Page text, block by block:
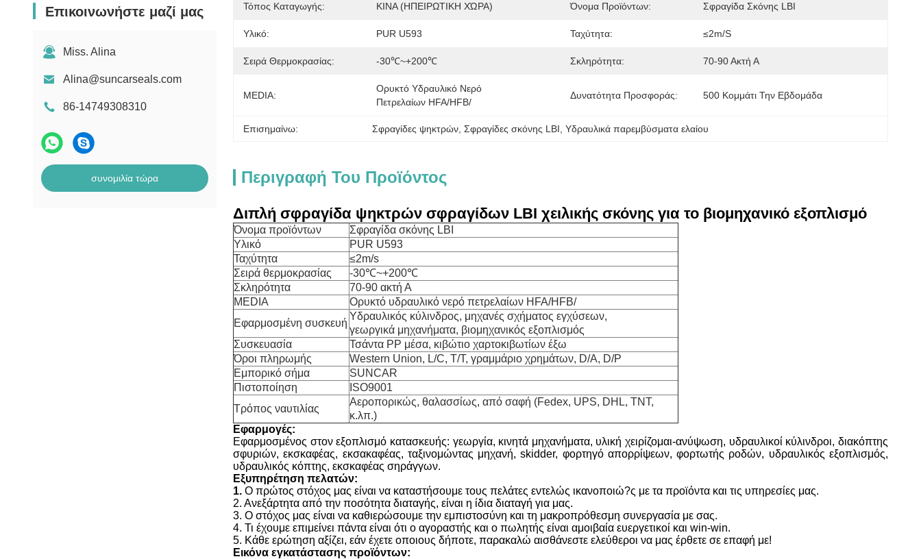
Κύρια εξάρτηση σφραγίδων βαλβίδων
Επικοινωνήστε μαζί μας
Miss. Alina
Alina@suncarseals.com
86-14749308310
συνομιλία τώρα
Τόπος Καταγωγής: ΚΙΝΑ (ΗΠΕΙΡΩΤΙΚΗ ΧΏΡΑ) Όνομα Προϊόντων: Σφραγίδα Σκόνης LBI
Υλικό: PUR U593 Ταχύτητα: ≤2m/s
Σειρά Θερμοκρασίας: -30℃~+200℃ Σκληρότητα: 70-90 Ακτή Α
MEDIA:
Ορυκτό Υδραυλικό Νερό
Πετρελαίων HFA/HFB/
Δυνατότητα Προσφοράς: 500 Κομμάτι Την Εβδομάδα
Επισημαίνω: Σφραγίδες ψηκτρών , Σφραγίδες σκόνης LBI , Υδραυλικά παρεμβύσματα ελαίου
Περιγραφή Του Προϊόντος
Διπλή σφραγίδα ψηκτρών σφραγίδων LBI χειλικής σκόνης για το βιομηχανικό εξοπλισμό
Όνομα προϊόντων
Σφραγίδα σκόνης LBI
Υλικό
PUR U593
Ταχύτητα
≤2m/s
Σειρά θερμοκρασίας
-30℃~+200℃
Σκληρότητα
70-90 ακτή Α
MEDIA
Ορυκτό υδραυλικό νερό πετρελαίων HFA/HFB/
Εφαρμοσμένη συσκευή
Υδραυλικός κύλινδρος, μηχανές σχήματος εγχύσεων,
γεωργικά μηχανήματα, βιομηχανικός εξοπλισμός
Συσκευασία
Τσάντα PP μέσα, κιβώτιο χαρτοκιβωτίων έξω
Όροι πληρωμής
Western Union, L/C, T/T, γραμμάριο χρημάτων, D/A, D/P
Εμπορικό σήμα
SUNCAR
Πιστοποίηση
ISO9001
Τρόπος ναυτιλίας
Αεροπορικώς, θαλασσίως, από σαφή (Fedex, UPS, DHL, TNT,
κ.λπ.)
Εφαρμογές:
Εφαρμοσμένος στον εξοπλισμό κατασκευής: γεωργία, κινητά μηχανήματα, υλική χειρίζομαι-ανύψωση, υδραυλικοί κύλινδροι, διακόπτης
σφυριών, εκσκαφέας, εκσακαφέας, ταξινομώντας μηχανή, skidder, φορτηγό απορρίψεων, φορτωτής ροδών, υδραυλικός εξοπλισμός,
υδραυλικός κόπτης, εκσκαφέας σηράγγων.
Εξυπηρέτηση πελατών:
1. Ο πρώτος στόχος μας είναι να καταστήσουμε τους πελάτες εντελώς ικανοποιώ?ς με τα προϊόντα και τις υπηρεσίες μας.
2. Ανεξάρτητα από την ποσότητα διαταγής, είναι η ίδια διαταγή για μας.
3. Ο στόχος μας είναι να καθιερώσουμε την εμπιστοσύνη και τη μακροπρόθεσμη συνεργασία με σας.
4. Τι έχουμε επιμείνει πάντα είναι ότι ο αγοραστής και ο πωλητής είναι αμοιβαία ευεργετικοί και win-win.
5. Κάθε ερώτηση αξίζει, εάν έχετε οποιους δήποτε, παρακαλώ αισθάνεστε ελεύθεροι να μας έρθετε σε επαφή με!
Εικόνα εγκατάστασης προϊόντων: